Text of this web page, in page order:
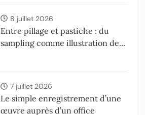
8 juillet 2026
Entre pillage et pastiche : du
sampling comme illustration de...
7 juillet 2026
Le simple enregistrement d’une
œuvre auprès d’un office